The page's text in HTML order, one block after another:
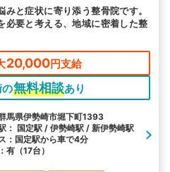
と症状に寄り添う整骨院です。
必要と考える、地域に密着した整
20,000円支給
無料相談あり
馬県伊勢崎市堀下町1393
： 国定駅 / 伊勢崎駅 / 新伊勢崎駅
：国定駅から車で4分
有（17台）